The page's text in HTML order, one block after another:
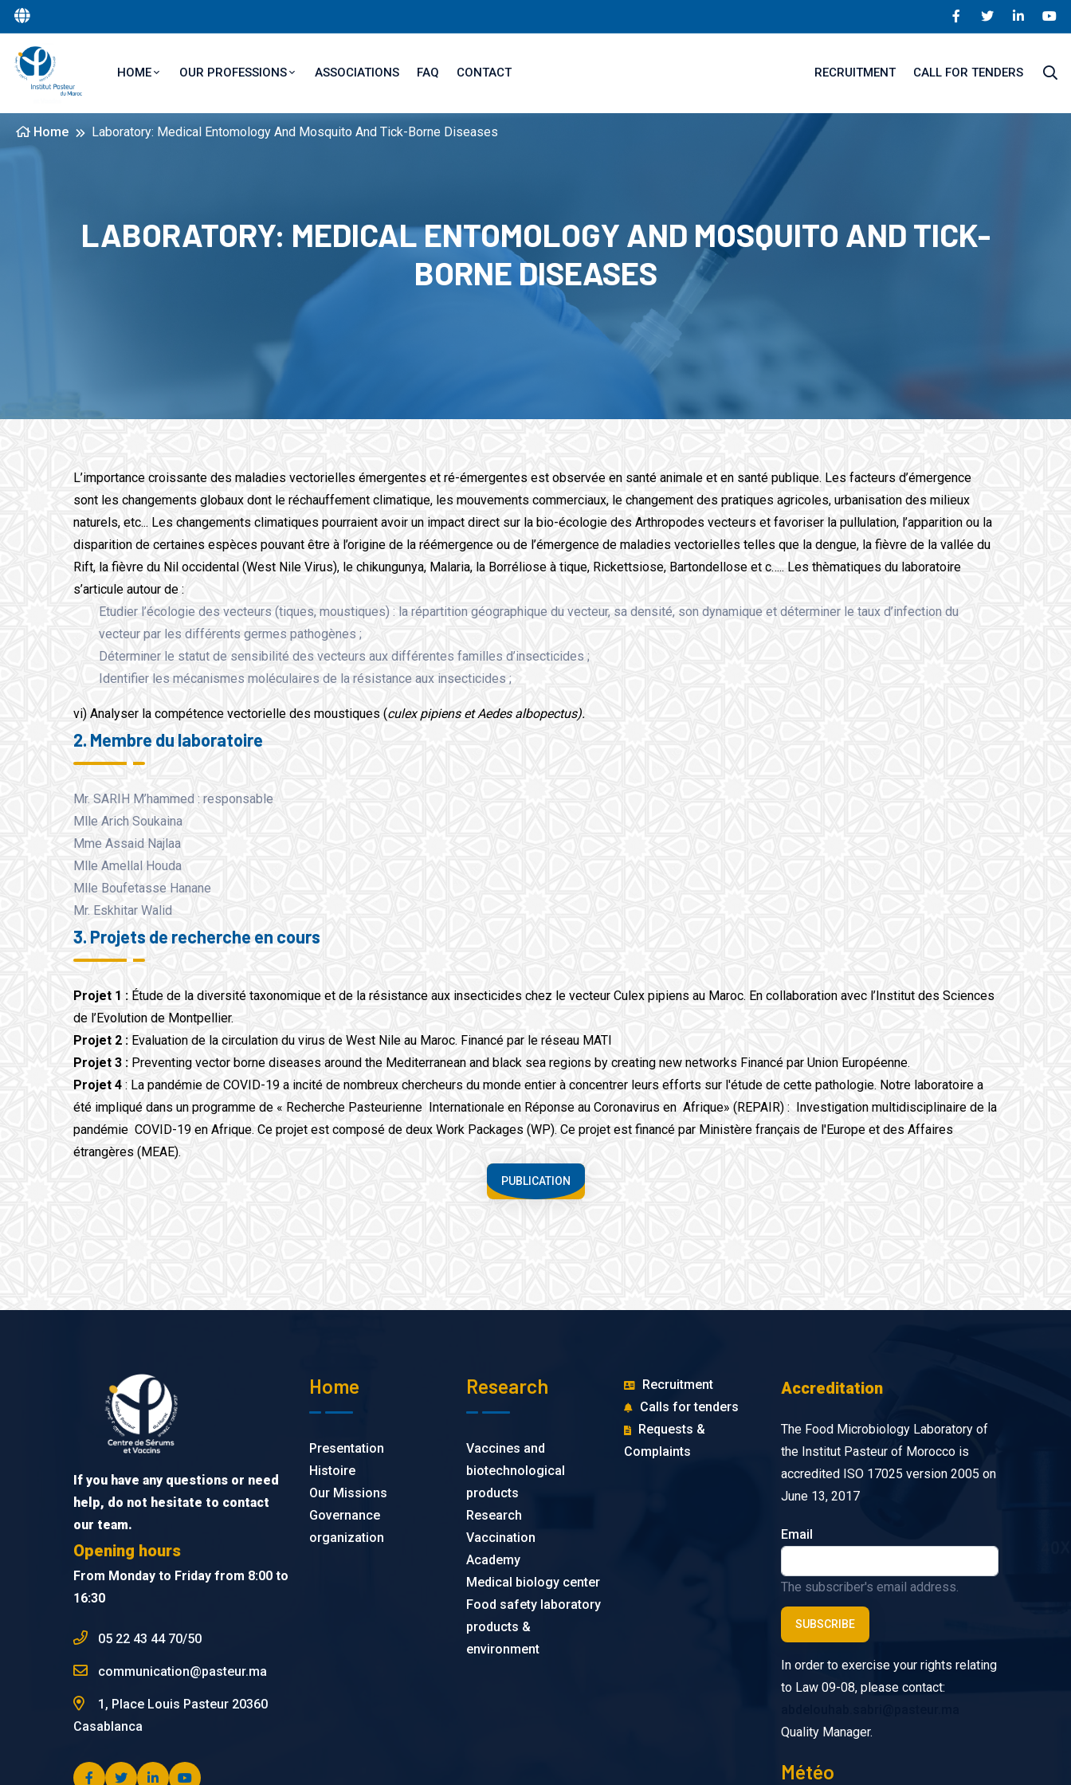
HOME OUR PROFESSIONS ASSOCIATIONS FAQ CONTACT RECRUITMENT CALL FOR TENDERS
Home Laboratory: Medical Entomology And Mosquito And Tick-Borne Diseases
LABORATORY: MEDICAL ENTOMOLOGY AND MOSQUITO AND TICK-
BORNE DISEASES
L’importance croissante des maladies vectorielles émergentes et ré-émergentes est observée en santé animale et en santé publique. Les facteurs d’émergence
sont les changements globaux dont le réchauffement climatique, les mouvements commerciaux, le changement des pratiques agricoles, urbanisation des milieux
naturels, etc... Les changements climatiques pourraient avoir un impact direct sur la bio-écologie des Arthropodes vecteurs et favoriser la pullulation, l’apparition ou la
disparition de certaines espèces pouvant être à l’origine de la réémergence ou de l’émergence de maladies vectorielles telles que la dengue, la fièvre de la vallée du
Rift, la fièvre du Nil occidental (West Nile Virus), le chikungunya, Malaria, la Borréliose à tique, Rickettsiose, Bartondellose et c….. Les thèmatiques du laboratoire
s’articule autour de :
Etudier l’écologie des vecteurs (tiques, moustiques) : la répartition géographique du vecteur, sa densité, son dynamique et déterminer le taux d’infection du
vecteur par les différents germes pathogènes ;
Déterminer le statut de sensibilité des vecteurs aux différentes familles d’insecticides ;
Identifier les mécanismes moléculaires de la résistance aux insecticides ;
vi) Analyser la compétence vectorielle des moustiques (culex pipiens et Aedes albopectus).
2. Membre du laboratoire
Mr. SARIH M’hammed : responsable
Mlle Arich Soukaina
Mme Assaid Najlaa
Mlle Amellal Houda
Mlle Boufetasse Hanane
Mr. Eskhitar Walid
3. Projets de recherche en cours
Projet 1 : Étude de la diversité taxonomique et de la résistance aux insecticides chez le vecteur Culex pipiens au Maroc. En collaboration avec l’Institut des Sciences
de l’Evolution de Montpellier.
Projet 2 : Evaluation de la circulation du virus de West Nile au Maroc. Financé par le réseau MATI
Projet 3 : Preventing vector borne diseases around the Mediterranean and black sea regions by creating new networks Financé par Union Européenne.
Projet 4: La pandémie de COVID-19 a incité de nombreux chercheurs du monde entier à concentrer leurs efforts sur l'étude de cette pathologie. Notre laboratoire a
été impliqué dans un programme de « Recherche Pasteurienne Internationale en Réponse au Coronavirus en Afrique» (REPAIR) : Investigation multidisciplinaire de la
pandémie COVID-19 en Afrique. Ce projet est composé de deux Work Packages (WP). Ce projet est financé par Ministère français de l'Europe et des Affaires
étrangères (MEAE).
PUBLICATION
If you have any questions or need
help, do not hesitate to contact
our team.
Opening hours
From Monday to Friday from 8:00 to
16:30
05 22 43 44 70/50
communication@pasteur.ma
1, Place Louis Pasteur 20360
Casablanca
Home
Presentation
Histoire
Our Missions
Governance
organization
Research
Vaccines and
biotechnological
products
Research
Vaccination
Academy
Medical biology center
Food safety laboratory
products &
environment
Recruitment
Calls for tenders
Requests &
Complaints
Accreditation
The Food Microbiology Laboratory of
the Institut Pasteur of Morocco is
accredited ISO 17025 version 2005 on
June 13, 2017
Email
The subscriber's email address.
In order to exercise your rights relating
to Law 09-08, please contact:
Quality Manager.
Météo